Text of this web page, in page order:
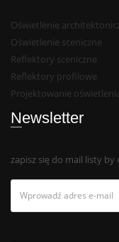
Oświetlenie
Oświetlenie sceniczne
Reflektory sceniczne
Reflektory profilowe
Projektowanie
Newsletter
zapisz się do mail listy